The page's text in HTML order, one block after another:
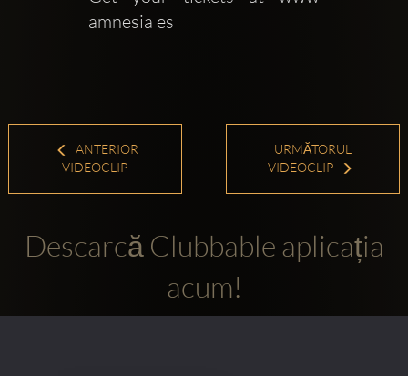
amnesia es
ANTERIOR
VIDEOCLIP
URMĂTORUL
VIDEOCLIP
Descarcă Clubbable aplicația
acum!